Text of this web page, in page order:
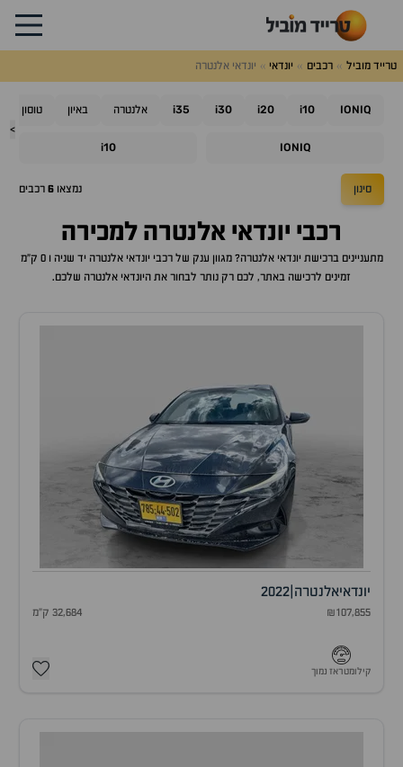
טרייד מוביל רכבים יונדאי יונדאי אלנטרה
>
IONIQ
i10
i20
i30
i35 אלנטרה באיון טוסון
IONIQ
i10
סינון נמצאו 6 רכבים
רכבי יונדאי אלנטרה למכירה
מתעניינים ברכישת יונדאי אלנטרה? מגוון ענק של רכבי יונדאי אלנטרה
יד שניה ו 0 ק"מ
זמינים לרכישה באתר, לכם רק נותר לבחור את היונדאי אלנטרה שלכם.
יונדאיאלנטרה 2022
₪107,855 32,684 ק"מ
קילומטראז נמוך